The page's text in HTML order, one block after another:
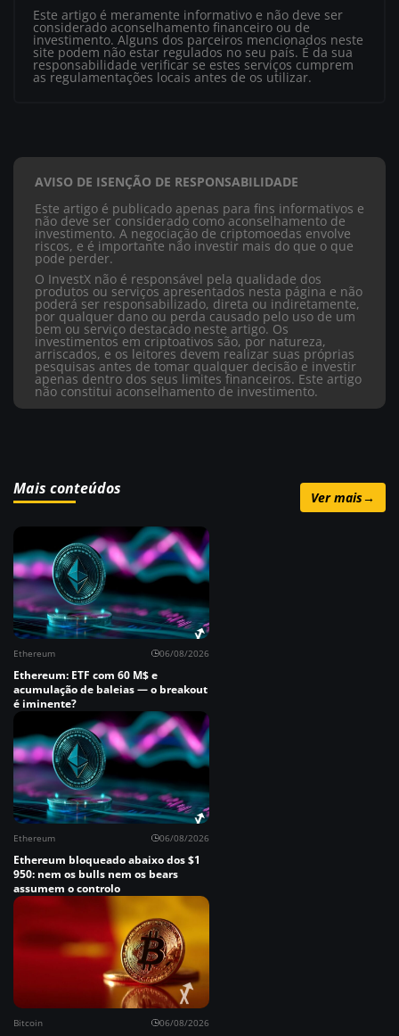
Este artigo é meramente informativo e não deve ser
considerado aconselhamento financeiro ou de
investimento. Alguns dos parceiros mencionados neste
site podem não estar regulados no seu país. É da sua
responsabilidade verificar se estes serviços cumprem
as regulamentações locais antes de os utilizar.
AVISO DE ISENÇÃO DE RESPONSABILIDADE
Este artigo é publicado apenas para fins informativos e
não deve ser considerado como aconselhamento de
investimento. A negociação de criptomoedas envolve
riscos, e é importante não investir mais do que o que
pode perder.
O InvestX não é responsável pela qualidade dos
produtos ou serviços apresentados nesta página e não
poderá ser responsabilizado, direta ou indiretamente,
por qualquer dano ou perda causado pelo uso de um
bem ou serviço destacado neste artigo. Os
investimentos em criptoativos são, por natureza,
arriscados, e os leitores devem realizar suas próprias
pesquisas antes de tomar qualquer decisão e investir
apenas dentro dos seus limites financeiros. Este artigo
não constitui aconselhamento de investimento.
Mais conteúdos Ver mais→
Ethereum 06/08/2026
Ethereum: ETF com 60 M$ e
acumulação de baleias — o breakout
é iminente?
Ethereum 06/08/2026
Ethereum bloqueado abaixo dos $1
950: nem os bulls nem os bears
assumem o controlo
Bitcoin 06/08/2026